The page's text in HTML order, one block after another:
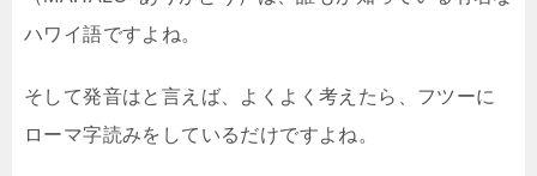
ハワイ語ですよね。
そして発音はと言えば、よくよく考えたら、フツーに
ローマ字読みをしているだけですよね。